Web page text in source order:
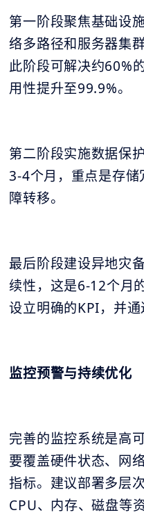
第一阶段聚焦基础设
络多路径和服务器集
此阶段可解决约60%
用性提升至99.9%。
第二阶段实施数据保
3-4个月，重点是存
障转移。
最后阶段建设异地灾
续性，这是6-12个月
设立明确的KPI，并通
监控预警与持续优化
完善的监控系统是高
要覆盖硬件状态、网
指标。建议部署多层
CPU、内存、磁盘等